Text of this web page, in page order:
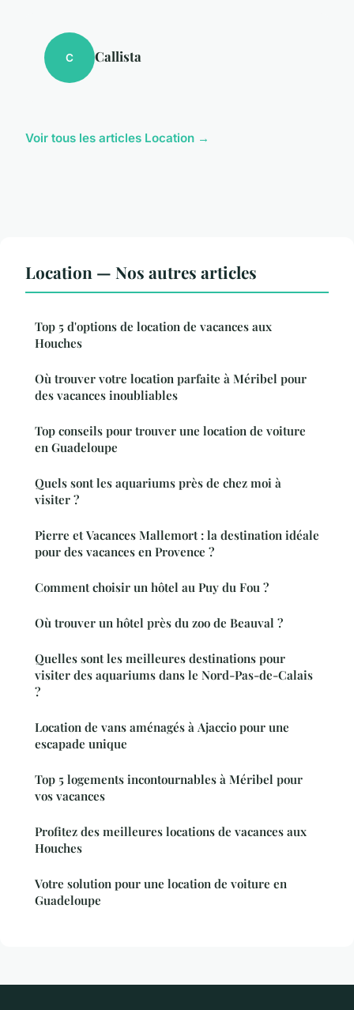
C Callista
Voir tous les articles Location →
Location — Nos autres articles
Top 5 d'options de location de vacances aux
Houches
Où trouver votre location parfaite à Méribel pour
des vacances inoubliables
Top conseils pour trouver une location de voiture
en Guadeloupe
Quels sont les aquariums près de chez moi à
visiter ?
Pierre et Vacances Mallemort : la destination idéale
pour des vacances en Provence ?
Comment choisir un hôtel au Puy du Fou ?
Où trouver un hôtel près du zoo de Beauval ?
Quelles sont les meilleures destinations pour
visiter des aquariums dans le Nord-Pas-de-Calais
?
Location de vans aménagés à Ajaccio pour une
escapade unique
Top 5 logements incontournables à Méribel pour
vos vacances
Profitez des meilleures locations de vacances aux
Houches
Votre solution pour une location de voiture en
Guadeloupe